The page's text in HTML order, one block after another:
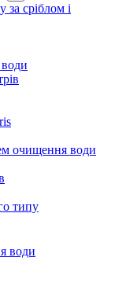
за сріблом і
очищення води
типу
води